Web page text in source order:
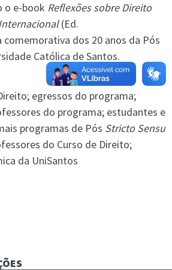
o e-book Reflexões sobre Direito
(Ed.
dos 20 anos da Pós
Católica de Santos.
egressos do programa;
do programa; estudantes e
programas de Pós Stricto Sensu
do Curso de Direito;
da UniSantos